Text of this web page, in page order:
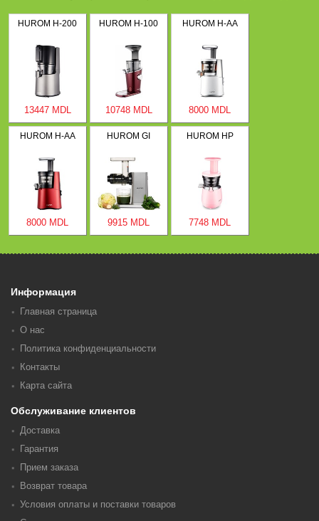
HUROM H-200
13447 MDL
HUROM H-100
10748 MDL
HUROM H-AA
8000 MDL
HUROM H-AA
8000 MDL
HUROM GI
9915 MDL
HUROM HP
7748 MDL
Информация
Главная страница
О нас
Политика конфиденциальности
Контакты
Карта сайта
Обслуживание клиентов
Доставка
Гарантия
Прием заказа
Возврат товара
Условия оплаты и поставки товаров